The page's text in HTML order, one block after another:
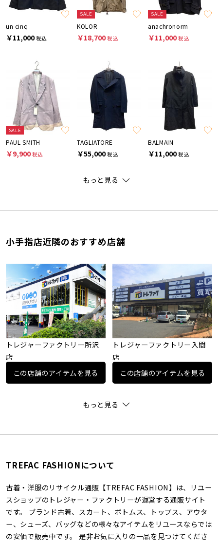
un cinq
￥11,000税込
SALE
KOLOR
￥18,700税込
SALE
anachronorm
￥11,000税込
SALE
PAUL SMITH
￥9,900税込
TAGLIATORE
￥55,000税込
BALMAIN
￥11,000税込
もっと見る
小手指店近隣のおすすめ店舗
トレジャーファクトリー所沢
店
この店舗のアイテムを見る
トレジャーファクトリー入間
店
この店舗のアイテムを見る
もっと見る
TREFAC FASHIONについて
古着・洋服のリサイクル通販【TREFAC FASHION】は、リユー
スショップのトレジャー・ファクトリーが運営する通販サイト
です。 ブランド古着、スカート、ボトムス、トップス、アウタ
ー、シューズ、バッグなどの様々なアイテムをリユースならでは
の安価で販売中です。 是非お気に入りの一品を見つけてくださ